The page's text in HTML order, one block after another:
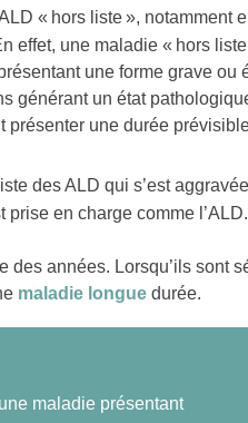
« hors liste », notamment
effet, une maladie « hors
une forme grave ou
générant un état
une durée
des ALD qui s’est
en charge comme l’ALD.
des années. Lorsqu’ils sont
maladie longue durée.
maladie présentant